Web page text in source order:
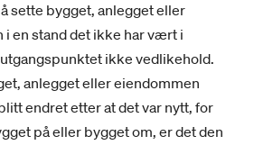
sette bygget, anlegget eller
i en stand det ikke har vært i
ikke vedlikehold.
anlegget eller eiendommen
endret etter at det var nytt, for
på eller bygget om, er det den